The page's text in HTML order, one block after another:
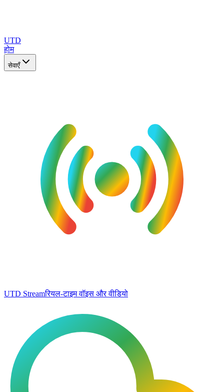
UTD
होम
सेवाएँ
UTD Streamरियल-टाइम वॉइस और वीडियो